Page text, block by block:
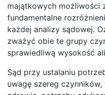
majątkowych możliwości
fundamentalne
każdej analizy sądowej.
zważyć obie te grupy
sprawiedliwą wysokość
Sąd przy ustalaniu
uwagę szereg